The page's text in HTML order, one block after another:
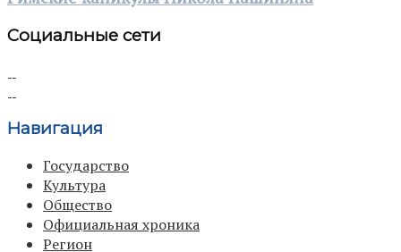
Социальные сети
Навигация
Государство
Культура
Общество
Официальная хроника
Регион